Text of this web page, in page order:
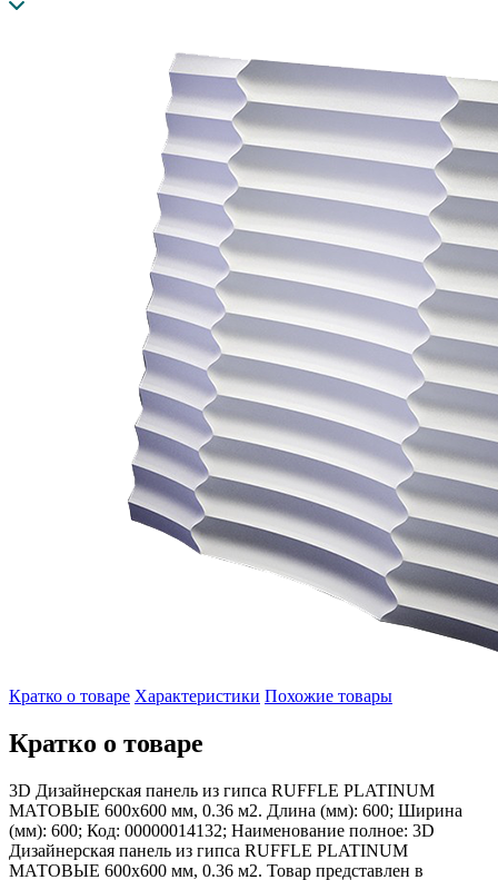
Кратко о товаре Характеристики Похожие товары
Кратко о товаре
3D Дизайнерская панель из гипса RUFFLE PLATINUM
МАТОВЫЕ 600x600 мм, 0.36 м2. Длина (мм): 600; Ширина
(мм): 600; Код: 00000014132; Наименование полное: 3D
Дизайнерская панель из гипса RUFFLE PLATINUM
МАТОВЫЕ 600x600 мм, 0.36 м2. Товар представлен в